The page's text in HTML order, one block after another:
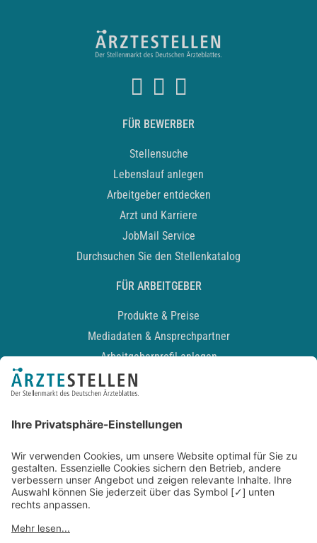
FÜR BEWERBER
Stellensuche
Lebenslauf anlegen
Arbeitgeber entdecken
Arzt und Karriere
JobMail Service
Durchsuchen Sie den Stellenkatalog
FÜR ARBEITGEBER
Produkte & Preise
Mediadaten & Ansprechpartner
Arbeitgeberprofil anlegen
Recruiting-Podcast
Kontakt
Datenschutz
Newsletter